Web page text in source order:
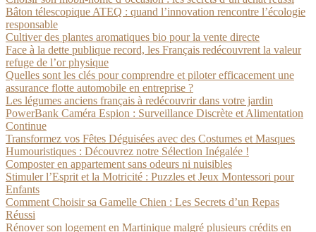
Bâton télescopique ATEQ : quand l’innovation rencontre l’écologie
responsable
Cultiver des plantes aromatiques bio pour la vente directe
Face à la dette publique record, les Français redécouvrent la valeur
refuge de l’or physique
Quelles sont les clés pour comprendre et piloter efficacement une
assurance flotte automobile en entreprise ?
Les légumes anciens français à redécouvrir dans votre jardin
PowerBank Caméra Espion : Surveillance Discrète et Alimentation
Continue
Transformez vos Fêtes Déguisées avec des Costumes et Masques
Humouristiques : Découvrez notre Sélection Inégalée !
Composter en appartement sans odeurs ni nuisibles
Stimuler l’Esprit et la Motricité : Puzzles et Jeux Montessori pour
Enfants
Comment Choisir sa Gamelle Chien : Les Secrets d’un Repas
Réussi
Rénover son logement en Martinique malgré plusieurs crédits en